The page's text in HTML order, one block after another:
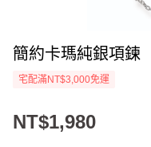
簡約卡瑪純銀項鍊
宅配滿NT$3,000免運
NT$1,980